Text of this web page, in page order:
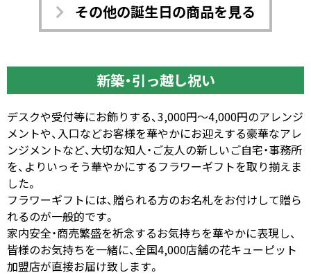
その他の誕生日の商品を見る
新築・引っ越し祝い
デスクや受付等にお飾りする、3,000円～4,000円のアレンジ
メントや、入口などお客様を華やかにお迎えする豪華なアレ
ンジメントなど、大切な知人・ご友人の新しいご自宅・事務所
を、よりいっそう華やかにするフラワーギフトを取り揃えま
した。
フラワーギフトには、贈られる方のお名札をお付けして贈ら
れるのが一般的です。
家内安全・商売繁盛を祈念するお気持ちを華やかに表現し、
皆様のお気持ちを一緒に、全国4,000店舗の花キューピット
加盟店が直接お届け致します。